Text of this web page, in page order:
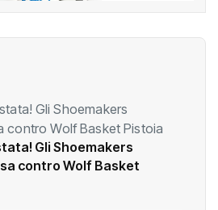
Gli Shoemakers
contro Wolf Basket